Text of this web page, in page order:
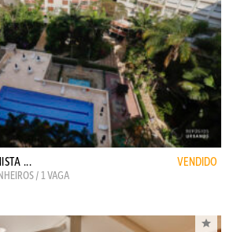
... VENDIDO
/ 1 VAGA